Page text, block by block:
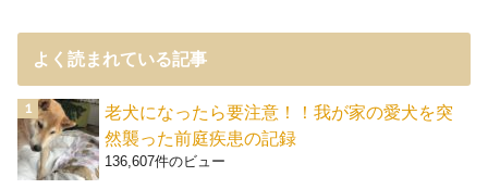
よく読まれている記事
老犬になったら要注意！！我が家の愛犬を突
然襲った前庭疾患の記録
136,607件のビュー